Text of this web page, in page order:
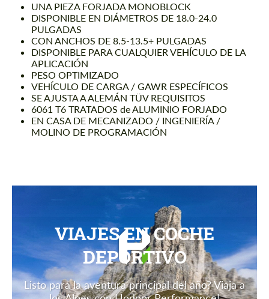
UNA PIEZA FORJADA MONOBLOCK
DISPONIBLE EN DIÁMETROS DE 18.0-24.0
PULGADAS
CON ANCHOS DE 8.5-13.5+ PULGADAS
DISPONIBLE PARA CUALQUIER VEHÍCULO DE LA
APLICACIÓN
PESO OPTIMIZADO
VEHÍCULO DE CARGA / GAWR ESPECÍFICOS
SE AJUSTA A ALEMÁN TÜV REQUISITOS
6061 T6 TRATADOS de ALUMINIO FORJADO
EN CASA DE MECANIZADO / INGENIERÍA /
MOLINO DE PROGRAMACIÓN
VIAJES EN COCHE
DEPORTIVO
Listo para la aventura principal del año? Viaja a